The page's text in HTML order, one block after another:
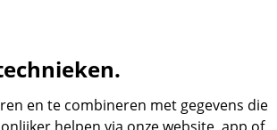
en te combineren met gegevens die